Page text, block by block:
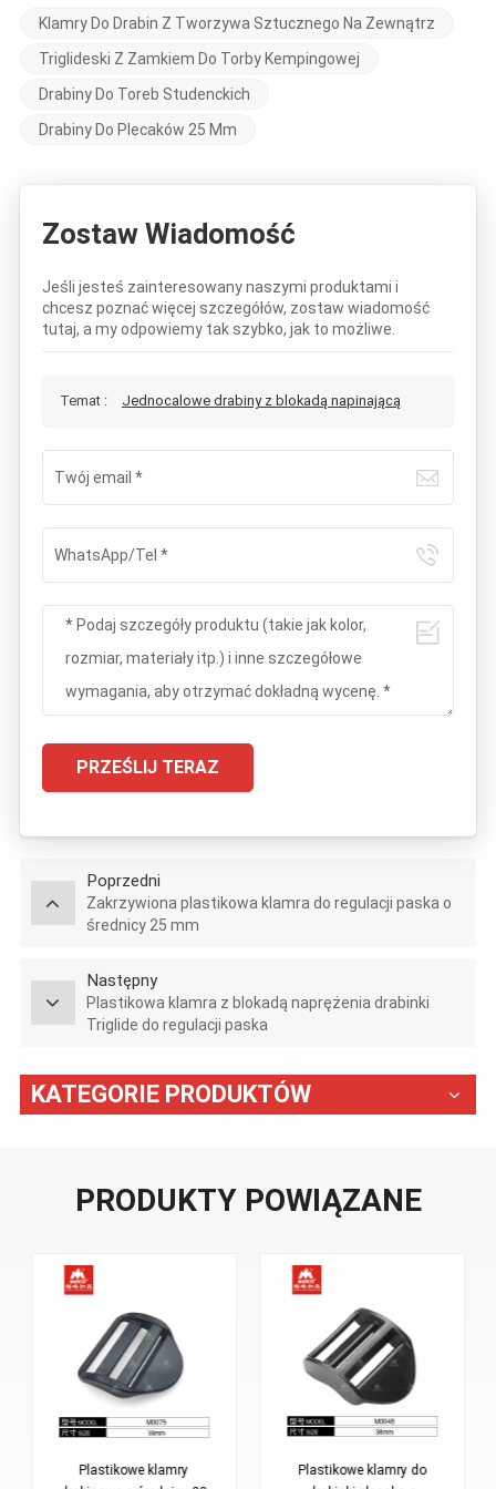
Klamry Do Drabin Z Tworzywa Sztucznego Na Zewnątrz
Triglideski Z Zamkiem Do Torby Kempingowej
Drabiny Do Toreb Studenckich
Drabiny Do Plecaków 25 Mm
Zostaw Wiadomość
Jeśli jesteś zainteresowany naszymi produktami i
chcesz poznać więcej szczegółów, zostaw wiadomość
tutaj, a my odpowiemy tak szybko, jak to możliwe.
Temat : Jednocalowe drabiny z blokadą napinającą
PRZEŚLIJ TERAZ
Poprzedni
Zakrzywiona plastikowa klamra do regulacji paska o
średnicy 25 mm
Następny
Plastikowa klamra z blokadą naprężenia drabinki
Triglide do regulacji paska
KATEGORIE PRODUKTÓW
PRODUKTY POWIĄZANE
Plastikowe klamry do
Plastikowe klamry